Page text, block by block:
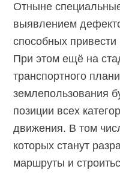
Отныне
выявлением
способных
При этом ещё на
транспортного
землепользования
позиции всех
движения. В том
которых станут
маршруты и